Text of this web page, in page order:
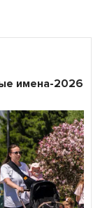
имена-2026